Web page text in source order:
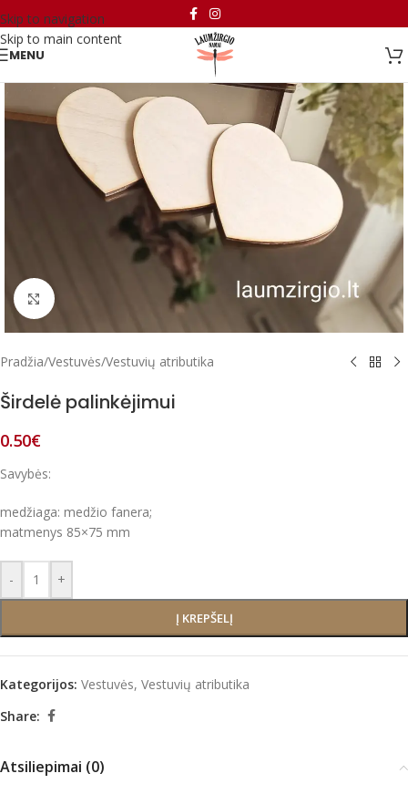
Skip to navigation
Skip to main content
MENU
Paspausk, kad padidintum
Pradžia/Vestuvės/Vestuvių atributika
Širdelė palinkėjimui
0.50€
Savybės:
medžiaga: medžio fanera;
matmenys 85×75 mm
- +
Į KREPŠELĮ
Kategorijos: Vestuvės, Vestuvių atributika
Share:
Atsiliepimai (0)